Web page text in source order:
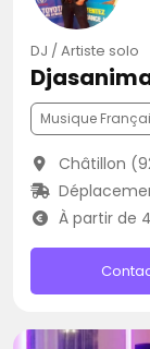
DJ / Artiste solo
Musique
Châtillon
À partir de